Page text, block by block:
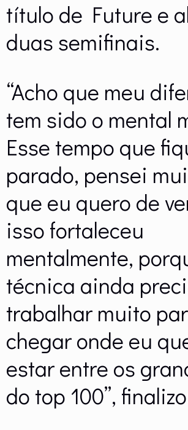
título de Future e
duas semifinais.
“Acho que meu
tem sido o mental
Esse tempo que
parado, pensei
que eu quero de
isso fortaleceu
mentalmente,
técnica ainda
trabalhar muito
chegar onde eu
estar entre os
do top 100”,